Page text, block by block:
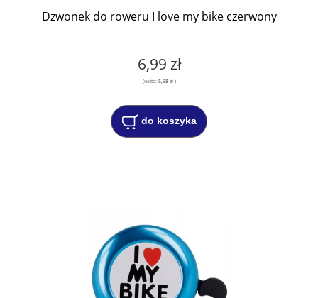
Dzwonek do roweru I love my bike czerwony
6,99 zł
(netto: 5,68 zł)
do koszyka